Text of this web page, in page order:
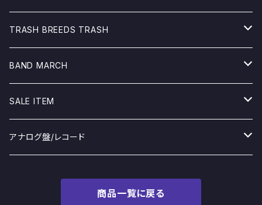
SWEAT/PARKA
GOODS
JACKET
SWEAT&PARKA
pants
Jacket
Other
TRASH BREEDS TRASH
TOPS
BOTTOM
GOODS&OTHER
BAND MARCH
Tシャツ
GOODS
SALE ITEM
MINOS
アナログ盤/レコード
商品一覧に戻る